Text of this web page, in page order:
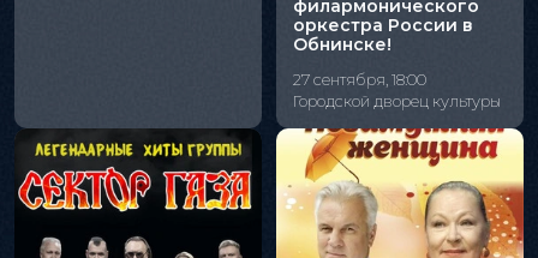
филармонического
оркестра России в
Обнинске!
27 сентября, 18:00
Городской дворец культуры